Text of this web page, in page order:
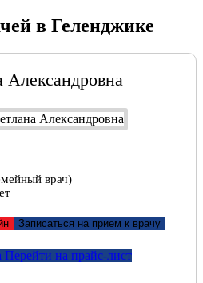
в Геленджике
Александровна
врач)
Записаться на прием к врачу
Перейти на прайс-лист